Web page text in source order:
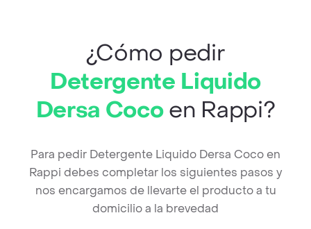
¿Cómo pedir
Detergente Liquido
Dersa Cocoen Rappi?
Para pedir Detergente Liquido Dersa Coco en
Rappi debes completar los siguientes pasos y
nos encargamos de llevarte el producto a tu
domicilio a la brevedad